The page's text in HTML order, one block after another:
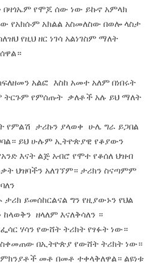
በዛጎኤም የሞጆ ሰው ነው ይኩኖ አምላክ
የአክሱም አክልል አስመለስው በወሎ ላስታ
የዚህ ዘር ነገሳ አልነገስም ማለት
አልፎ እስከ አመተ አለም በነበሩት
ትርጉም የምሰጡት ቃለቶች አሉ ይህ ማለት
የምልሽ ታሪኩን ያላወቀ ሁሌ ግራ ይጋበል
ይህ ሁሉም ኢትዮጵያዊ የቆያውን
እናት ልጅ አብሮ የሞተ የቆሰለ ህዝብ
ህዝባችን አለገኘም። ታሪክን ስናጣምም
ይመሰከርልናል ግን የዚያውኑን የህል
ዘላለም እናለቅሳለን ።
ሃሳን የውሸት ትሪክት የፃፉት ነው።
በኢትዮጵያ የውሸት ትሪክት ነው።
ምክንያቶች መቶ በመቶ ተቀላቅለዋል። ልዩነቱ